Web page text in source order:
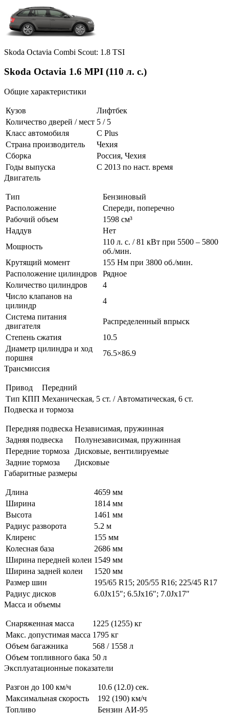
Skoda Octavia Combi Scout: 1.8 TSI
Skoda Octavia 1.6 MPI (110 л. с.)
Общие характеристики
Кузов
Лифтбек
Количество дверей / мест 5 / 5
Класс автомобиля
С Plus
Страна производитель
Чехия
Сборка
Россия, Чехия
Годы выпуска
С 2013 по наст. время
Двигатель
Тип
Бензиновый
Расположение
Спереди, поперечно
Рабочий объем
1598 см³
Наддув
Нет
Мощность
110 л. с. / 81 кВт при 5500 – 5800
об./мин.
Крутящий момент
155 Нм при 3800 об./мин.
Расположение цилиндров
Рядное
Количество цилиндров
4
Число клапанов на
цилиндр
4
Система питания
двигателя
Распределенный впрыск
Степень сжатия
10.5
Диаметр цилиндра и ход
поршня
76.5×86.9
Трансмиссия
Привод
Передний
Тип КПП Механическая, 5 ст. / Автоматическая, 6 ст.
Подвеска и тормоза
Передняя подвеска Независимая, пружинная
Задняя подвеска
Полунезависимая, пружинная
Передние тормоза
Дисковые, вентилируемые
Задние тормоза
Дисковые
Габаритные размеры
Длина
4659 мм
Ширина
1814 мм
Высота
1461 мм
Радиус разворота
5.2 м
Клиренс
155 мм
Колесная база
2686 мм
Ширина передней колеи 1549 мм
Ширина задней колеи
1520 мм
Размер шин
195/65 R15; 205/55 R16; 225/45 R17
Радиус дисков
6.0Jx15″; 6.5Jx16″; 7.0Jx17″
Масса и объемы
Снаряженная масса
1225 (1255) кг
Макс. допустимая масса 1795 кг
Объем багажника
568 / 1558 л
Объем топливного бака 50 л
Эксплуатационные показатели
Разгон до 100 км/ч
10.6 (12.0) сек.
Максимальная скорость
192 (190) км/ч
Топливо
Бензин АИ-95